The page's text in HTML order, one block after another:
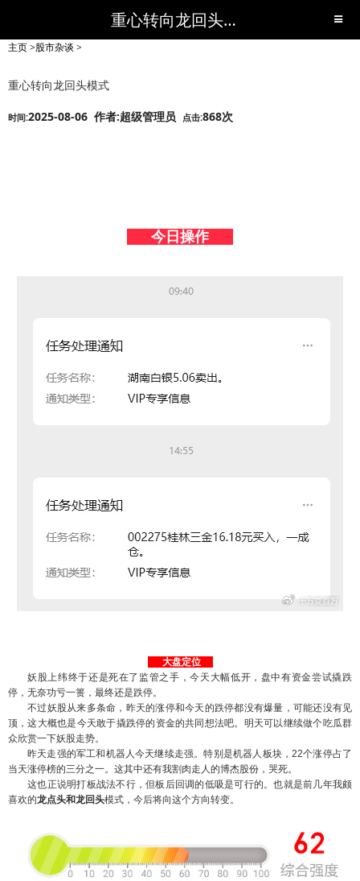
重心转向龙回头模式-股市杂谈-短线黑马,短线股票,短线炒股,实战,荐股,操盘,超级短线,令人叹为观止的短线炒股!-超级短线
主页>股市杂谈 >
重心转向龙回头模式
时间:2025-08-06 作者:超级管理员 点击:868次
今日操作
大盘定位
妖股上纬终于还是死在了监管之手，今天大幅低开，盘中有资金尝试撬跌
停，无奈功亏一篑，最终还是跌停。
不过妖股从来多条命，昨天的涨停和今天的跌停都没有爆量，可能还没有见
顶，这大概也是今天敢于撬跌停的资金的共同想法吧。明天可以继续做个吃瓜群
众欣赏一下妖股走势。
昨天走强的军工和机器人今天继续走强。特别是机器人板块，22个涨停占了
当天涨停榜的三分之一。这其中还有我割肉走人的博杰股份，哭死。
这也正说明打板战法不行，但板后回调的低吸是可行的。也就是前几年我颇
喜欢的龙点头和龙回头模式，今后将向这个方向转变。